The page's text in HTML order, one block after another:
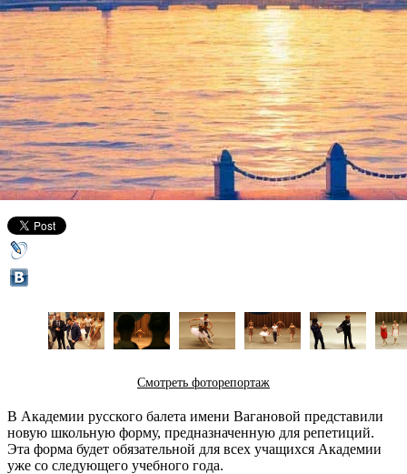
Вагановские воспитанники
продемонстрировали новую
форму
28 апреля 2014,16:54 Версия для печати
Смотреть фоторепортаж
В Академии русского балета имени Вагановой представили
новую школьную форму, предназначенную для репетиций.
Эта форма будет обязательной для всех учащихся Академии
уже со следующего учебного года.